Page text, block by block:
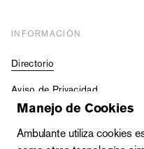
INFORMACIÓN
Directorio
Aviso de Privacidad
Contraloría Social
Manejo de Cookies
Ambulante utiliza cookies